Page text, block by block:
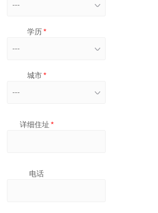
---
学历 *
---
城市 *
---
详细住址 *
电话